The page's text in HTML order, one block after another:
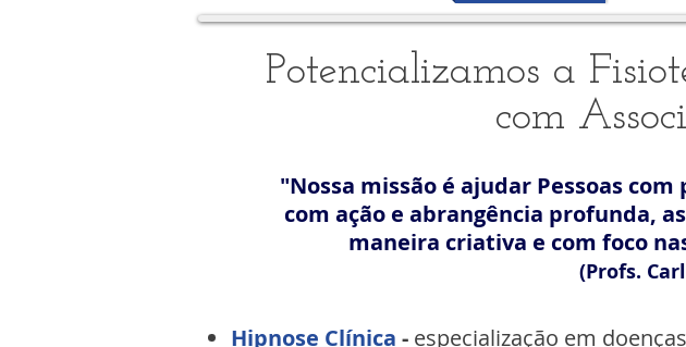
Potencializamos a
com
"Nossa missão é ajudar Pessoas
com ação e abrangência profunda,
maneira criativa e com foco
(Profs.
Hipnose Clínica - especialização em